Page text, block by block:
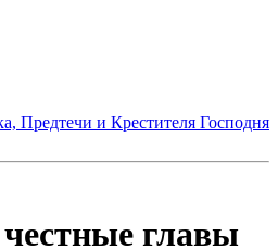
Предтечи и Крестителя Господня
главы